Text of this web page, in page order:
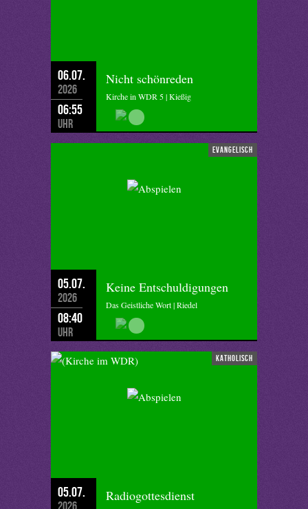
06.07.
2026
06:55
Uhr
Nicht schönreden
Kirche in WDR 5 | Kießig
evangelisch
05.07.
2026
08:40
Uhr
Keine Entschuldigungen
Das Geistliche Wort | Riedel
katholisch
05.07.
2026
Radiogottesdienst